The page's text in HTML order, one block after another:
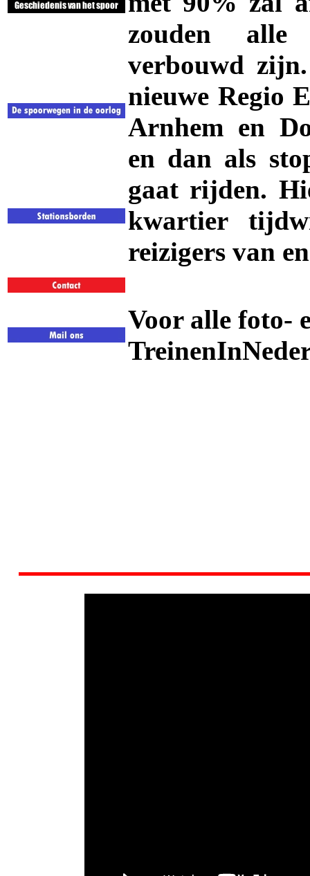
zouden
verbouwd
nieuwe Regio
Arnhem en
en dan als
gaat rijden.
kwartier
reizigers van
Voor alle foto-